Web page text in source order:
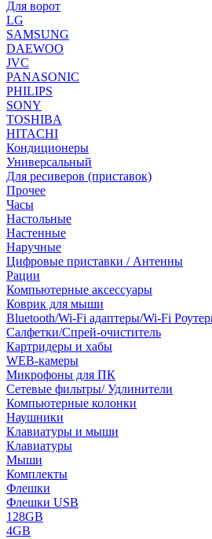
Для ворот
LG
SAMSUNG
DAEWOO
JVC
PANASONIC
PHILIPS
SONY
TOSHIBA
HITACHI
Кондиционеры
Универсальный
Для ресиверов (приставок)
Прочее
Часы
Настольные
Настенные
Наручные
Цифровые приставки / Антенны
Рации
Компьютерные аксессуары
Коврик для мыши
Bluetooth/Wi-Fi адаптеры/Wi-Fi
Салфетки/Спрей-очиститель
Картридеры и хабы
WEB-камеры
Микрофоны для ПК
Сетевые фильтры/ Удлинители
Компьютерные колонки
Наушники
Клавиатуры и мыши
Клавиатуры
Мыши
Комплекты
Флешки
Флешки USB
128GB
4GB